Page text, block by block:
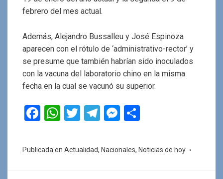
febrero del mes actual.
Además, Alejandro Bussalleu y José Espinoza
aparecen con el rótulo de ‘administrativo-rector’ y
se presume que también habrían sido inoculados
con la vacuna del laboratorio chino en la misma
fecha en la cual se vacunó su superior.
F
ce
W
at
T
tt
T
e
M
se m
Publicada en Actualidad, Nacionales, Noticias de hoy